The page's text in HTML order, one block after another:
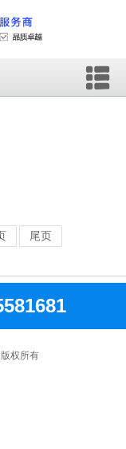
尾页
权所有